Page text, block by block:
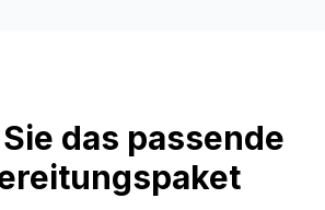
das passende